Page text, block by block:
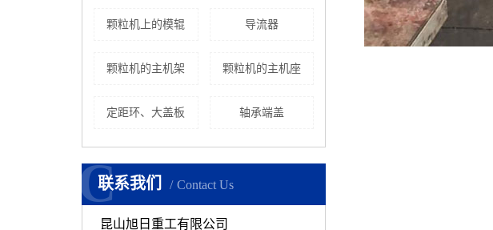
颗粒机上的模辊 导流器
颗粒机的主机架 颗粒机的主机座
定距环、大盖板 轴承端盖
联系我们 Contact Us
C
C
昆山旭日重工有限公司